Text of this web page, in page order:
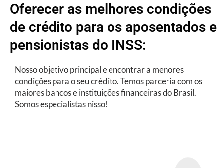
Oferecer as melhores condições
de crédito para os aposentados e
pensionistas do INSS:
Nosso objetivo principal e encontrar a menores
condições para o seu crédito. Temos parceria com os
maiores bancos e instituições financeiras do Brasil.
Somos especialistas nisso!